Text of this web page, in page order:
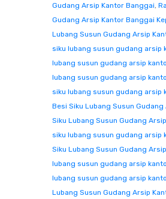
Gudang Arsip Kantor Banggai,
Gudang Arsip Kantor Banggai
Lubang Susun Gudang Arsip
siku lubang susun gudang arsip
lubang susun gudang arsip
lubang susun gudang arsip
siku lubang susun gudang arsip
Besi Siku Lubang Susun
Siku Lubang Susun Gudang
siku lubang susun gudang arsip
Siku Lubang Susun Gudang
lubang susun gudang arsip
lubang susun gudang arsip
Lubang Susun Gudang Arsip